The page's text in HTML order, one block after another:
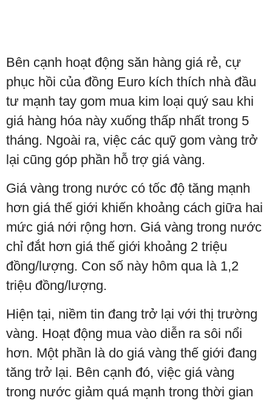
Bên cạnh hoạt động săn hàng giá rẻ, cự
phục hồi của đồng Euro kích thích nhà đầu
tư mạnh tay gom mua kim loại quý sau khi
giá hàng hóa này xuống thấp nhất trong 5
tháng. Ngoài ra, việc các quỹ gom vàng trở
lại cũng góp phần hỗ trợ giá vàng.
Giá vàng trong nước có tốc độ tăng mạnh
hơn giá thế giới khiến khoảng cách giữa hai
mức giá nới rộng hơn. Giá vàng trong nước
chỉ đắt hơn giá thế giới khoảng 2 triệu
đồng/lượng. Con số này hôm qua là 1,2
triệu đồng/lượng.
Hiện tại, niềm tin đang trở lại với thị trường
vàng. Hoạt động mua vào diễn ra sôi nổi
hơn. Một phần là do giá vàng thế giới đang
tăng trở lại. Bên cạnh đó, việc giá vàng
trong nước giảm quá mạnh trong thời gian